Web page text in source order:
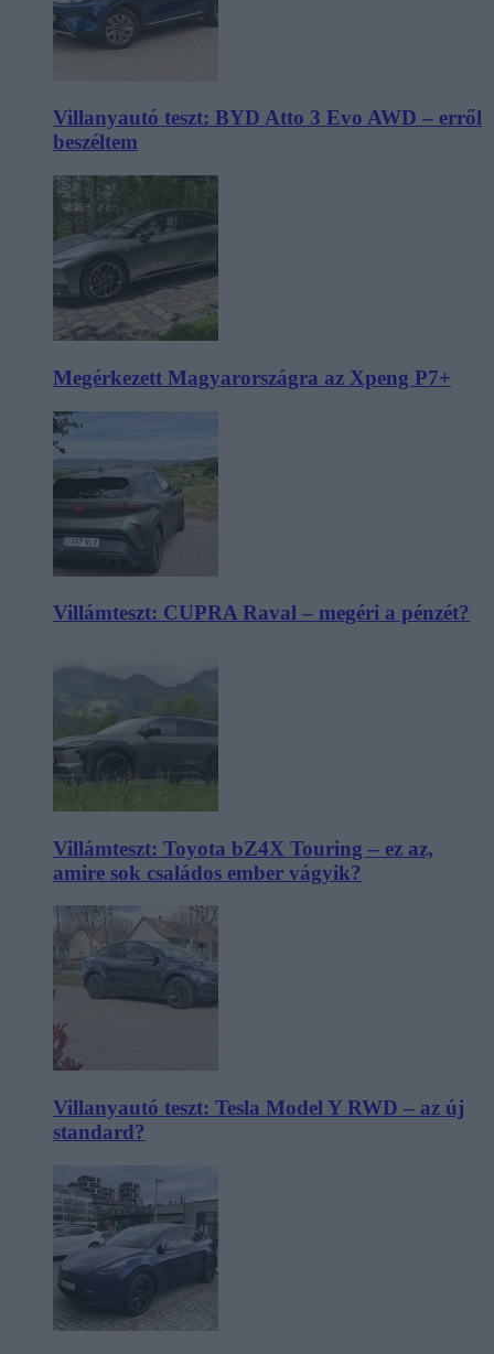
Villanyautó teszt: BYD Atto 3 Evo AWD – erről
beszéltem
Megérkezett Magyarországra az Xpeng P7+
Villámteszt: CUPRA Raval – megéri a pénzét?
Villámteszt: Toyota bZ4X Touring – ez az,
amire sok családos ember vágyik?
Villanyautó teszt: Tesla Model Y RWD – az új
standard?